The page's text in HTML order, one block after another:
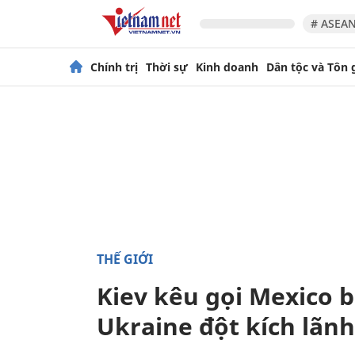
#
Chính trị Thời sự Kinh doanh Dân tộc và Tôn
THẾ GIỚI
Kiev kêu gọi Mexico
Ukraine đột kích